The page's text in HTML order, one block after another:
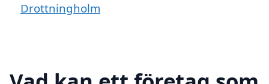
Drottningholm